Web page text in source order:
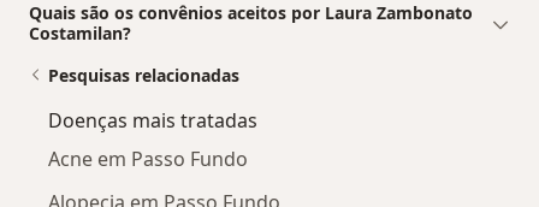
Quais são os convênios aceitos por Laura Zambonato
Costamilan?
Pesquisas relacionadas
Doenças mais tratadas
Acne em Passo Fundo